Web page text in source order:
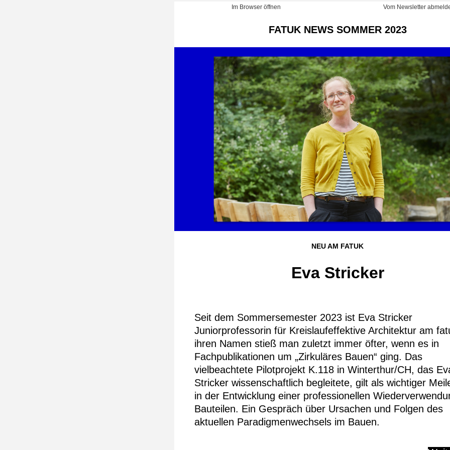
Im Browser öffnen Vom Newsletter
FATUK NEWS SOMMER 2023
NEU AM FATUK
Eva Stricker
Seit dem Sommersemester 2023 ist Eva Stricker
Juniorprofessorin für Kreislaufeffektive Architektur am
ihren Namen stieß man zuletzt immer öfter, wenn es in
Fachpublikationen um „Zirkuläres Bauen“ ging. Das
vielbeachtete Pilotprojekt K.118 in Winterthur/CH, das
Stricker wissenschaftlich begleitete, gilt als wichtiger
in der Entwicklung einer professionellen
Bauteilen. Ein Gespräch über Ursachen und Folgen des
aktuellen Paradigmenwechsels im Bauen.